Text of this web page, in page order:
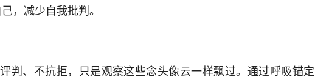
，减少自我批判。
判、不抗拒，只是观察这些念头像云一样飘过。通过呼吸锚定